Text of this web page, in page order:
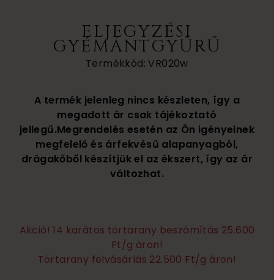
ELJEGYZÉSI
GYÉMÁNTGYŰRŰ
Termékkód: VR020w
A termék jelenleg nincs készleten, így a
megadott ár csak tájékoztató
jellegű.Megrendelés esetén az Ön igényeinek
megfelelő és árfekvésű alapanyagból,
drágakőből készítjük el az ékszert, így az ár
változhat.
Akció! 14 karátos törtarany beszámítás 25.600
Ft/g áron!
Törtarany felvásárlás 22.500 Ft/g áron!